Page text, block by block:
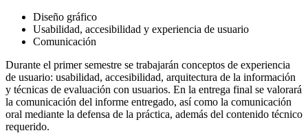
Diseño gráfico
Usabilidad, accesibilidad y experiencia de usuario
Comunicación
Durante el primer semestre se trabajarán conceptos de experiencia
de usuario: usabilidad, accesibilidad, arquitectura de la información
y técnicas de evaluación con usuarios. En la entrega final se valorará
la comunicación del informe entregado, así como la comunicación
oral mediante la defensa de la práctica, además del contenido técnico
requerido.